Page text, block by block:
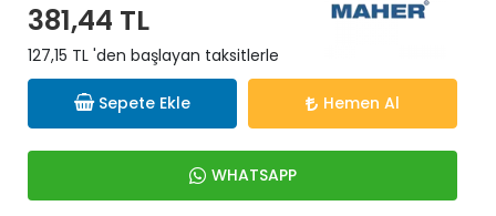
381,44 TL
127,15 TL 'den başlayan taksitlerle
Sepete Ekle Hemen Al
WHATSAPP